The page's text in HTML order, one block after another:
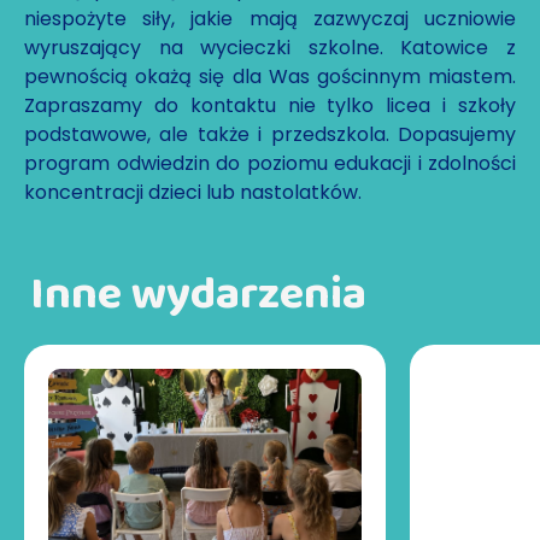
niespożyte siły, jakie mają zazwyczaj uczniowie
wyruszający na wycieczki szkolne. Katowice z
pewnością okażą się dla Was gościnnym miastem.
Zapraszamy do kontaktu nie tylko licea i szkoły
podstawowe, ale także i przedszkola. Dopasujemy
program odwiedzin do poziomu edukacji i zdolności
koncentracji dzieci lub nastolatków.
Inne wydarzenia